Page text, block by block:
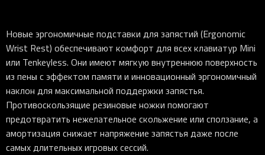
Новые эргономичные подставки для запястий (Ergonomic
Wrist Rest) обеспечивают комфорт для всех клавиатур Mini
или Tenkeyless. Они имеют мягкую внутреннюю поверхность
из пены с эффектом памяти и инновационный эргономичный
наклон для максимальной поддержки запястья.
Противоскользящие резиновые ножки помогают
предотвратить нежелательное скольжение или сползание, а
амортизация снижает напряжение запястья даже после
самых длительных игровых сессий.